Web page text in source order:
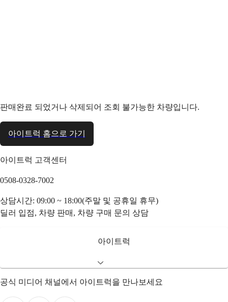
판매완료 되었거나 삭제되어 조회 불가능한 차량입니다.
아이트럭 홈으로 가기
아이트럭 고객센터
0508-0328-7002
상담시간: 09:00 ~ 18:00(주말 및 공휴일 휴무)
딜러 입점, 차량 판매, 차량 구매 문의 상담
아이트럭
공식 미디어 채널에서 아이트럭을 만나보세요